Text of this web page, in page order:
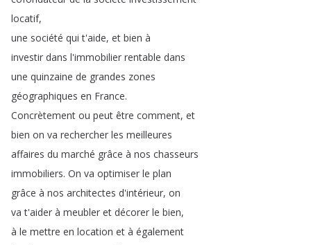
locatif,
une société qui t'aide, et bien à
investir dans l'immobilier rentable dans
une quinzaine de grandes zones
géographiques en France.
Concrètement ou peut être comment, et
bien on va rechercher les meilleures
affaires du marché grâce à nos chasseurs
immobiliers. On va optimiser le plan
grâce à nos architectes d'intérieur, on
va t'aider à meubler et décorer le bien,
à le mettre en location et à également